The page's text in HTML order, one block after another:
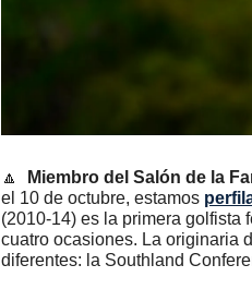
🔼 Miembro del Salón de la
el 10 de octubre, estamos
(2010-14) es la primera golfista
cuatro ocasiones. La originaria
diferentes: la Southland